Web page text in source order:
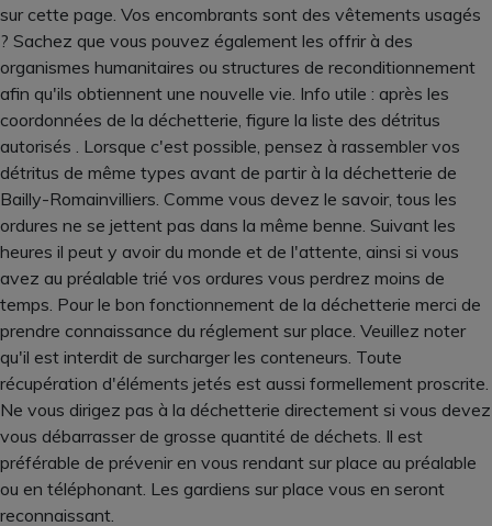
sur cette page. Vos encombrants sont des vêtements usagés
? Sachez que vous pouvez également les offrir à des
organismes humanitaires ou structures de reconditionnement
afin qu'ils obtiennent une nouvelle vie. Info utile : après les
coordonnées de la déchetterie, figure la liste des détritus
autorisés . Lorsque c'est possible, pensez à rassembler vos
détritus de même types avant de partir à la déchetterie de
Bailly-Romainvilliers. Comme vous devez le savoir, tous les
ordures ne se jettent pas dans la même benne. Suivant les
heures il peut y avoir du monde et de l'attente, ainsi si vous
avez au préalable trié vos ordures vous perdrez moins de
temps. Pour le bon fonctionnement de la déchetterie merci de
prendre connaissance du réglement sur place. Veuillez noter
qu'il est interdit de surcharger les conteneurs. Toute
récupération d'éléments jetés est aussi formellement proscrite.
Ne vous dirigez pas à la déchetterie directement si vous devez
vous débarrasser de grosse quantité de déchets. Il est
préférable de prévenir en vous rendant sur place au préalable
ou en téléphonant. Les gardiens sur place vous en seront
reconnaissant.